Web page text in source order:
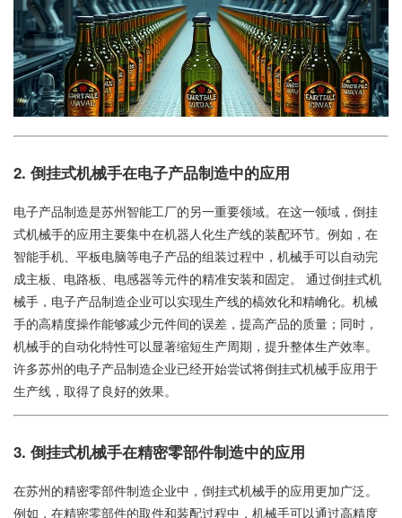
2. 倒挂式机械手在电子产品制造中的应用
电子产品制造是苏州智能工厂的另一重要领域。在这一领域，倒挂
式机械手的应用主要集中在机器人化生产线的装配环节。例如，在
智能手机、平板电脑等电子产品的组装过程中，机械手可以自动完
成主板、电路板、电感器等元件的精准安装和固定。 通过倒挂式机
械手，电子产品制造企业可以实现生产线的槁效化和精崅化。机械
手的高精度操作能够减少元件间的误差，提高产品的质量；同时，
机械手的自动化特性可以显著缩短生产周期，提升整体生产效率。
许多苏州的电子产品制造企业已经开始尝试将倒挂式机械手应用于
生产线，取得了良好的效果。
3. 倒挂式机械手在精密零部件制造中的应用
在苏州的精密零部件制造企业中，倒挂式机械手的应用更加广泛。
例如，在精密零部件的取件和装配过程中，机械手可以通过高精度